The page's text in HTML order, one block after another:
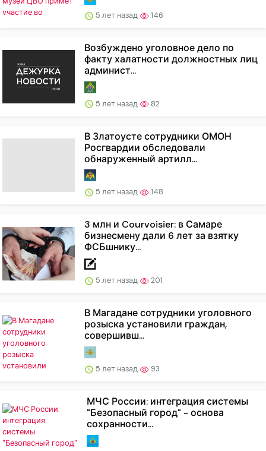
5 лет назад 146
Возбуждено уголовное дело по
факту халатности должностных лиц
админист...
5 лет назад 82
В Златоусте сотрудники ОМОН
Росгвардии обследовали
обнаруженный артилл...
5 лет назад 148
3 млн и Courvoisier: в Самаре
бизнесмену дали 6 лет за взятку
ФСБшнику...
5 лет назад 201
В Магадане сотрудники уголовного
розыска установили граждан,
совершивш...
5 лет назад 93
МЧС России: интеграция системы
"Безопасный город" - основа
сохранности...